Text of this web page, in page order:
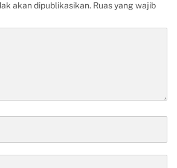
akan dipublikasikan. Ruas yang wajib